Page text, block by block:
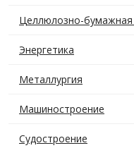
Целлюлозно-
Энергетика
Металлургия
Машиностроение
Судостроение